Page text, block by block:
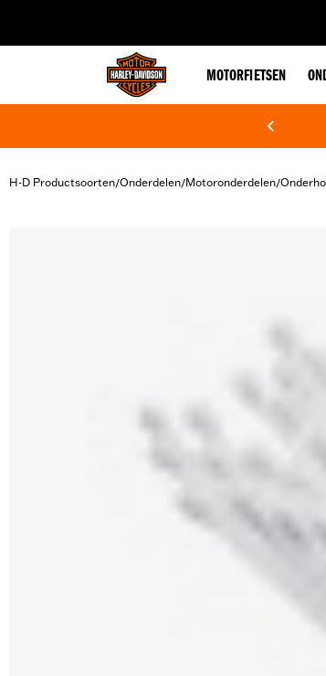
MOTORFIETSEN
H-D Productsoorten/Onderdelen/Motoronderdelen/